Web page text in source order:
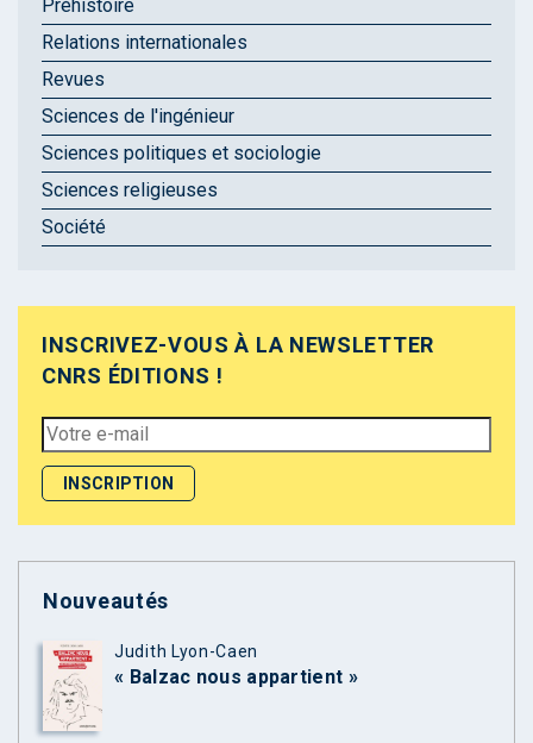
Préhistoire
Relations internationales
Revues
Sciences de l'ingénieur
Sciences politiques et sociologie
Sciences religieuses
Société
INSCRIVEZ-VOUS À LA NEWSLETTER
CNRS ÉDITIONS !
Nouveautés
Judith Lyon-Caen
« Balzac nous appartient »